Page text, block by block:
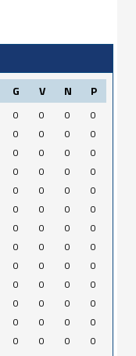
G V N P
0 0 0
0
0 0 0
0
0 0 0
0
0 0 0
0
0 0 0
0
0 0 0
0
0 0 0
0
0 0 0
0
0 0 0
0
0 0 0
0
0 0 0
0
0 0 0
0
0 0 0
0